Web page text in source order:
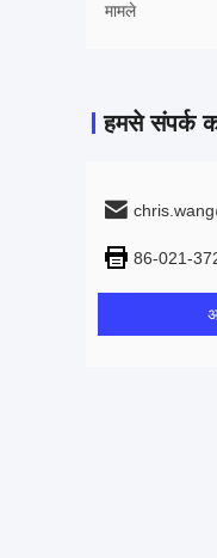
मामले
हमसे संपर्क
86-021-